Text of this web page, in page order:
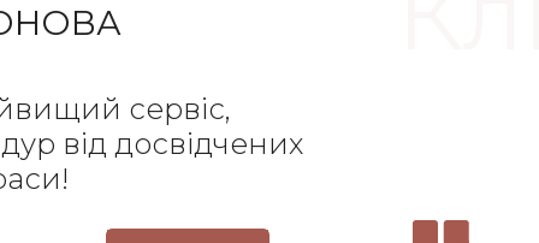
сервіс,
від досвідчених